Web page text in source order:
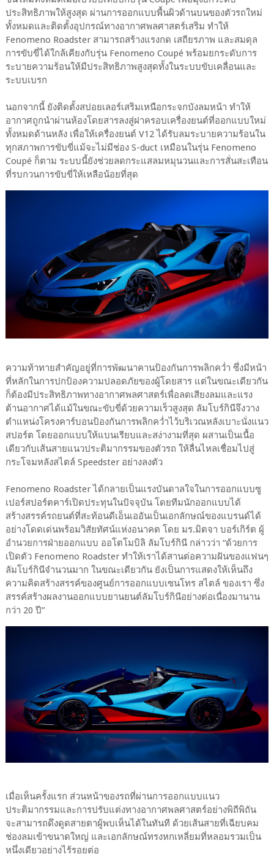
ประสิทธิภาพให้สูงสุด ผ่านการออกแบบพื้นผิวด้านบนของตัวรถใหม่
ทั้งหมดและติดตั้งอุปกรณ์ทางอากาศพลศาสตร์เสริม ทำให้
Fenomeno Roadster สามารถสร้างแรงกด เสถียรภาพ และสมดุล
การขับขี่ได้ใกล้เคียงกับรุ่น Fenomeno Coupé พร้อมยกระดับการ
ระบายความร้อนให้มีประสิทธิภาพสูงสุดทั้งในระบบขับเคลื่อนและ
ระบบเบรก
นอกจากนี้ ยังติดตั้งสปอยเลอร์เสริมเหนือกระจกบังลมหน้า ทำให้
อากาศถูกนำผ่านห้องโดยสารลงสู่ฝาครอบเครื่องยนต์ที่ออกแบบใหม่
ทั้งหมดด้านหลัง เพื่อให้เครื่องยนต์ V12 ได้รับลมระบายความร้อนใน
ทุกสภาพการขับขี่แม้จะไม่มีช่อง S-duct เหมือนในรุ่น Fenomeno
Coupé ก็ตาม ระบบนี้ยังช่วยลดกระแสลมหมุนวนและการสั่นสะเทือน
ที่รบกวนการขับขี่ให้เหลือน้อยที่สุด
ความท้าทายสำคัญอยู่ที่การพัฒนาคานป้องกันการพลิกคว่ำ ซึ่งมีหน้า
ที่หลักในการปกป้องความปลอดภัยของผู้โดยสาร แต่ในขณะเดียวกัน
ก็ต้องมีประสิทธิภาพทางอากาศพลศาสตร์เพื่อลดเสียงลมและแรง
ต้านอากาศได้แม้ในขณะขับขี่ด้วยความเร็วสูงสุด ลัมโบร์กินีจึงวาง
ตำแหน่งโครงคาร์บอนป้องกันการพลิกคว่ำไว้บริเวณหลังเบาะนั่งแนว
สปอร์ต โดยออกแบบให้แบนเรียบและสง่างามที่สุด ผสานเป็นเนื้อ
เดียวกับเส้นสายแนวประติมากรรมของตัวรถ ให้ลื่นไหลเชื่อมไปสู่
กระโจมหลังสไตล์ Speedster อย่างลงตัว
Fenomeno Roadster ได้กลายเป็นแรงบันดาลใจในการออกแบบซู
เปอร์สปอร์ตคาร์เปิดประทุนในปัจจุบัน โดยทีมนักออกแบบได้
สร้างสรรค์รถยนต์ที่สะท้อนดีเอ็นเออันเป็นเอกลักษณ์ของแบรนด์ได้
อย่างโดดเด่นพร้อมวิสัยทัศน์แห่งอนาคต โดย มร.มิตจา บอร์เกิร์ต ผู้
อำนวยการฝ่ายออกแบบ ออโตโมบิลิ ลัมโบร์กินี กล่าวว่า “ด้วยการ
เปิดตัว Fenomeno Roadster ทำให้เราได้สานต่อความฝันของแฟนๆ
ลัมโบร์กินีจำนวนมาก ในขณะเดียวกัน ยังเป็นการแสดงให้เห็นถึง
ความคิดสร้างสรรค์ของศูนย์การออกแบบเซนโทร สไตล์ ของเรา ซึ่ง
สรรค์สร้างผลงานออกแบบยานยนต์ลัมโบร์กินีอย่างต่อเนื่องมานาน
กว่า 20 ปี”
เมื่อเห็นครั้งแรก ส่วนหน้าของรถที่ผ่านการออกแบบแนว
ประติมากรรมและการปรับแต่งทางอากาศพลศาสตร์อย่างพิถีพิถัน
จะสามารถดึงดูดสายตาผู้พบเห็นได้ในทันที ด้วยเส้นสายที่เฉียบคม
ช่องลมเข้าขนาดใหญ่ และเอกลักษณ์ทรงหกเหลี่ยมที่หลอมรวมเป็น
หนึ่งเดียวอย่างไร้รอยต่อ